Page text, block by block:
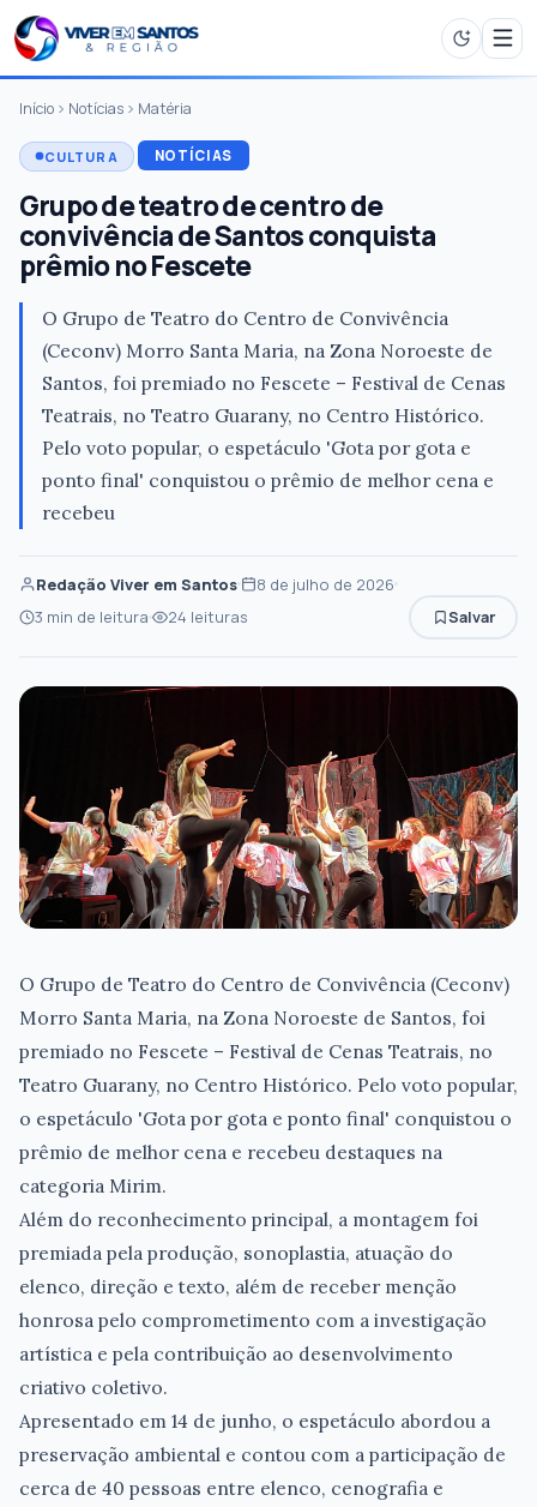
Início Notícias Matéria
CULTURA NOTÍCIAS
Grupo de teatro de centro de
convivência de Santos conquista
prêmio no Fescete
O Grupo de Teatro do Centro de Convivência
(Ceconv) Morro Santa Maria, na Zona Noroeste de
Santos, foi premiado no Fescete – Festival de Cenas
Teatrais, no Teatro Guarany, no Centro Histórico.
Pelo voto popular, o espetáculo 'Gota por gota e
ponto final' conquistou o prêmio de melhor cena e
recebeu
Redação Viver em Santos
8 de julho de 2026
3 min de leitura
24 leituras Salvar
O Grupo de Teatro do Centro de Convivência (Ceconv)
Morro Santa Maria, na Zona Noroeste de Santos, foi
premiado no Fescete – Festival de Cenas Teatrais, no
Teatro Guarany, no Centro Histórico. Pelo voto popular,
o espetáculo 'Gota por gota e ponto final' conquistou o
prêmio de melhor cena e recebeu destaques na
categoria Mirim.
Além do reconhecimento principal, a montagem foi
premiada pela produção, sonoplastia, atuação do
elenco, direção e texto, além de receber menção
honrosa pelo comprometimento com a investigação
artística e pela contribuição ao desenvolvimento
criativo coletivo.
Apresentado em 14 de junho, o espetáculo abordou a
preservação ambiental e contou com a participação de
cerca de 40 pessoas entre elenco, cenografia e